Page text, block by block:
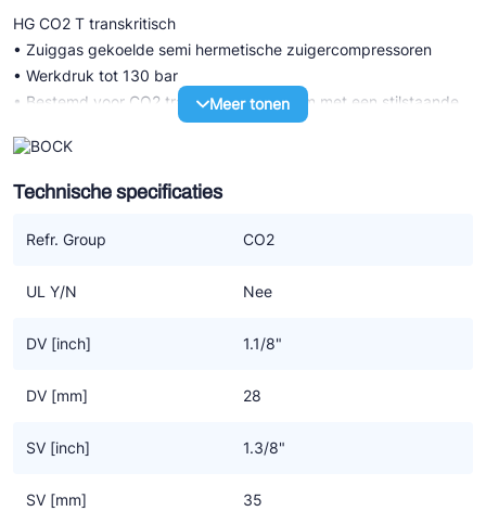
HG CO2 T transkritisch
• Zuiggas gekoelde semi hermetische zuigercompressoren
• Werkdruk tot 130 bar
• Bestemd voor CO2 transkritisch systeem met een stilstaande
druk LD 100 bar / HD 150 bar
• Hoogst mogelijke efficiency voor compressor en systeem
dankzij een specifiek CO2 design
HG P CO2 T transkritisch (LSPM)
Permanent Magnet) met verder dezelfde technische
• De hogere graad van efficiency door LSPM motor technologie
• Werkt synchroon, zonder slip dus daarom op hogere
tegelijkertijd even robuust zijn
koel- of verwarmingscapaciteit
Meer tonen
Technische specificaties
Refr. Group CO2
UL Y/N Nee
DV [inch] 1.1/8"
DV [mm] 28
SV [inch] 1.3/8"
SV [mm] 35